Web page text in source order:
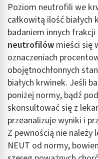
Poziom neutrofili we
całkowitą ilość białych
badaniem innych
neutrofilów mieści się
oznaczeniach
obojętnochłonnych
białych krwinek. Jeśli
poniżej normy, bądź
skonsultować się z
przeanalizuje wyniki i
Z pewnością nie
NEUT od normy,